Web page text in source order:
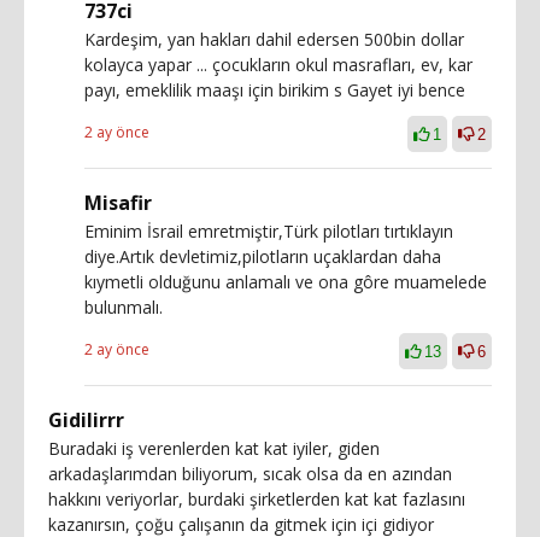
737ci
Kardeşim, yan hakları dahil edersen 500bin dollar
kolayca yapar ... çocukların okul masrafları, ev, kar
payı, emeklilik maaşı için birikim s Gayet iyi bence
2 ay önce 1 2
Misafir
Eminim İsrail emretmiştir,Türk pilotları tırtıklayın
diye.Artık devletimiz,pilotların uçaklardan daha
kıymetli olduğunu anlamalı ve ona gôre muamelede
bulunmalı.
2 ay önce 13 6
Gidilirrr
Buradaki iş verenlerden kat kat iyiler, giden
arkadaşlarımdan biliyorum, sıcak olsa da en azından
hakkını veriyorlar, burdaki şirketlerden kat kat fazlasını
kazanırsın, çoğu çalışanın da gitmek için içi gidiyor